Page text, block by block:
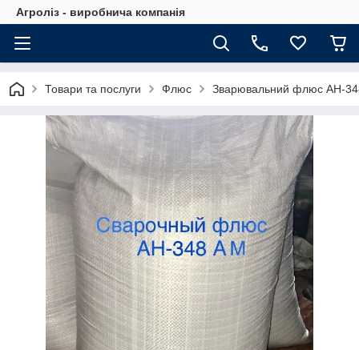
Агроліз - виробнича компанія
Товари та послуги Флюс Зварювальний флюс АН-